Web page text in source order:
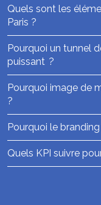
Quels sont les
Paris ?
Pourquoi un tunnel
puissant ?
Pourquoi image de
?
Pourquoi le
Quels KPI suivre